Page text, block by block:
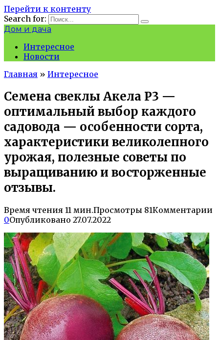
Перейти к контенту
Search for:
Дом и дача
Интересное
Новости
Главная » Интересное
Семена свеклы Акела Р3 —
оптимальный выбор каждого
садовода — особенности сорта,
характеристики великолепного
урожая, полезные советы по
выращиванию и восторженные
отзывы.
Время чтения 11 мин.Просмотры 81Комментарии
0Опубликовано 27.07.2022